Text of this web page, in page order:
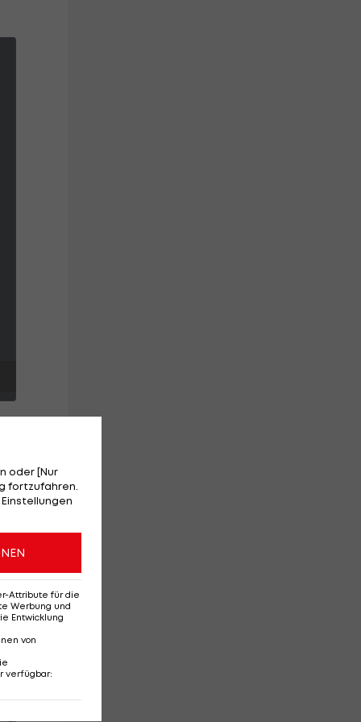
oder [Nur
fortzufahren.
Attribute für die
Werbung und
Entwicklung
von
verfügbar: